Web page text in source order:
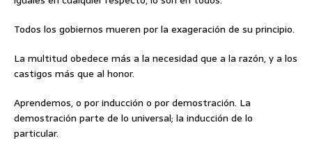
Todos los gobiernos mueren por la exageración de su principio.
La multitud obedece más a la necesidad que a la razón, y a los
castigos más que al honor.
Aprendemos, o por inducción o por demostración. La
demostración parte de lo universal; la inducción de lo
particular.